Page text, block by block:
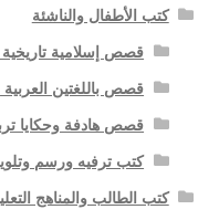
كتب الأطفال والناشئة
قصص إسلامية تاريخية
قصص باللغتين العربية
قصص هادفة وحكايا
كتب ترفيه ورسم
كتب الطالب والمناهج